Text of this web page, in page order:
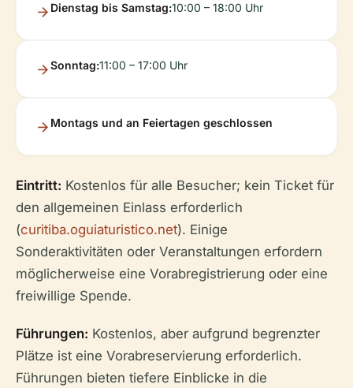
Dienstag bis Samstag:10:00 – 18:00 Uhr
Sonntag:11:00 – 17:00 Uhr
Montags und an Feiertagen geschlossen
Eintritt: Kostenlos für alle Besucher; kein Ticket für
den allgemeinen Einlass erforderlich
(curitiba.oguiaturistico.net). Einige
Sonderaktivitäten oder Veranstaltungen erfordern
möglicherweise eine Vorabregistrierung oder eine
freiwillige Spende.
Führungen: Kostenlos, aber aufgrund begrenzter
Plätze ist eine Vorabreservierung erforderlich.
Führungen bieten tiefere Einblicke in die